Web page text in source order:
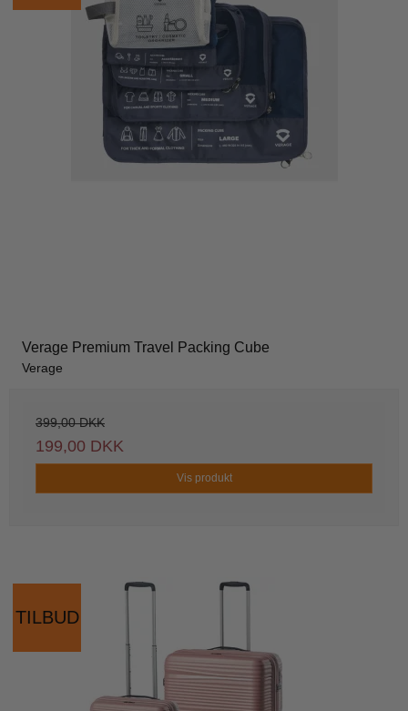
Verage Premium Travel Packing Cube
Verage
399,00 DKK
199,00 DKK
Vis produkt
TILBUD